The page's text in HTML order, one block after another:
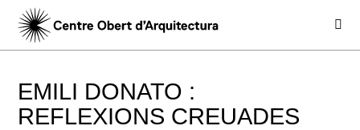
EMILI DONATO :
REFLEXIONS CREUADES